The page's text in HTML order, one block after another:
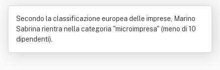
Secondo la classificazione europea delle imprese, Marino
Sabrina rientra nella categoria "microimpresa" (meno di 10
dipendenti).